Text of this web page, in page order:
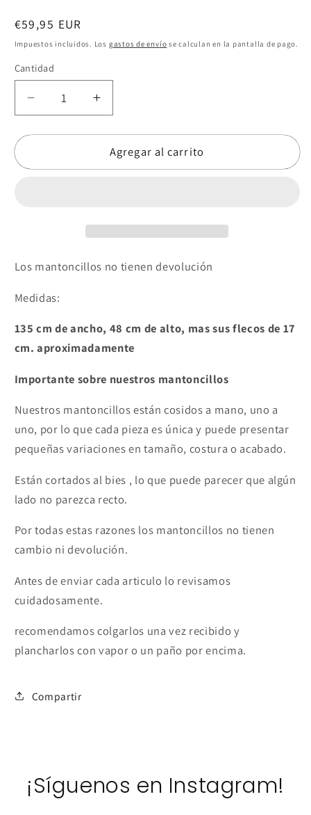
Precio
habitual
€59,95 EUR
Impuestos incluidos. Los gastos de envío se calculan en la pantalla de pago.
Cantidad
Reducir
cantidad
para
Celia
Aumentar
cantidad
para
Mantón
Celia
Agregar al carrito
Los mantoncillos no tienen devolución
Medidas:
135 cm de ancho, 48 cm de alto, mas sus flecos de 17
cm. aproximadamente
Importante sobre nuestros mantoncillos
Nuestros mantoncillos están cosidos a mano, uno a
uno, por lo que cada pieza es única y puede presentar
pequeñas variaciones en tamaño, costura o acabado.
Están cortados al bies , lo que puede parecer que algún
lado no parezca recto.
Por todas estas razones los mantoncillos no tienen
cambio ni devolución.
Antes de enviar cada articulo lo revisamos
cuidadosamente.
recomendamos colgarlos una vez recibido y
plancharlos con vapor o un paño por encima.
Compartir
¡Síguenos en Instagram!